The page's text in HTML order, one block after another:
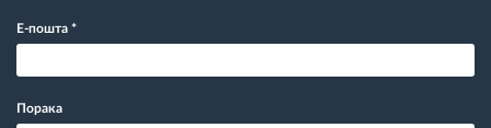
Е-пошта *
Порака